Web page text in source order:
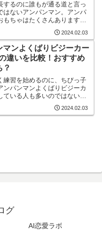
するのに誰もが通る道と言っ
はないアンパンマン。アンパ
もちゃはたくさんあります
「アンパンマン よくばりビジ
購入を考えているパパやママ
はないでしょうか。「アンパ
ばりビジーカ...
2024.02.03
マンよくばりビジーカー
違いを比較！おすすめ
？
練習を始めるのに、ちびっ子
ンパンマンよくばりビジーカ
ている人も多いのではないで
ですが、アンパンマンよくば
ーには「DX」などもあり、ノ
2024.02.03
グ
AI恋愛ラボ